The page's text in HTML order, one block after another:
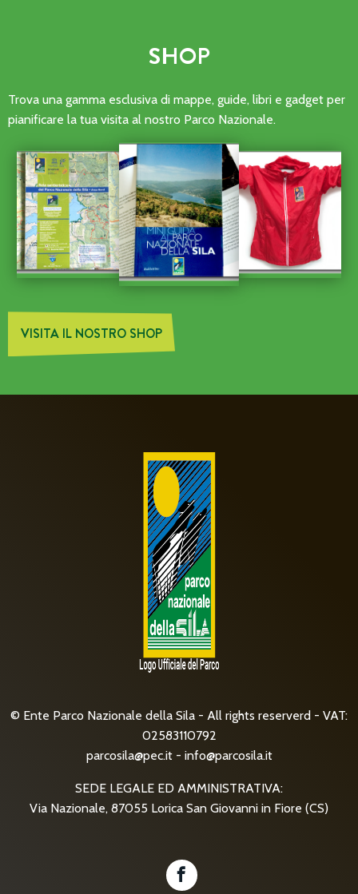
SHOP
Trova una gamma esclusiva di mappe, guide, libri e gadget per
pianificare la tua visita al nostro Parco Nazionale.
VISITA IL NOSTRO SHOP
© Ente Parco Nazionale della Sila - All rights reserverd - VAT:
02583110792
parcosila@pec.it- info@parcosila.it
SEDE LEGALE ED AMMINISTRATIVA:
Via Nazionale, 87055 Lorica San Giovanni in Fiore (CS)